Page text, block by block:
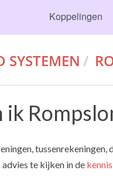
Koppelingen
SYSTEMEN
ik
tussenrekeningen,
advies te kijken in de